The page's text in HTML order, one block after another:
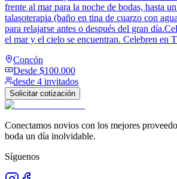
frente al mar para la noche de bodas, hasta
talasoterapia (baño en tina de cuarzo con
para relajarse antes o después del gran
el mar y el cielo se encuentran. Celebren en
Concón
Desde $100.000
desde 4 invitados
Solicitar cotización
Conectamos novios con los mejores
boda un día inolvidable.
Síguenos